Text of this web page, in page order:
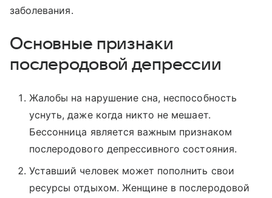
заболевания.
Основные признаки
послеродовой депрессии
Жалобы на нарушение сна, неспособность
уснуть, даже когда никто не мешает.
Бессонница является важным признаком
послеродового депрессивного состояния.
Уставший человек может пополнить свои
ресурсы отдыхом. Женщине в послеродовой